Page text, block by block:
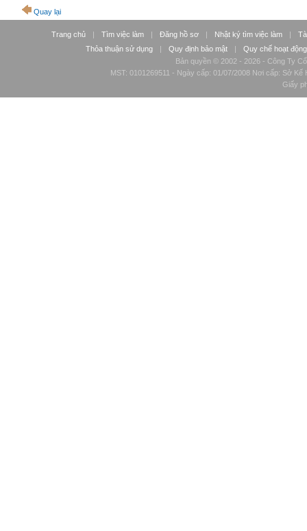
Quay lại
Trang chủ | Tìm việc làm | Đăng hồ sơ | Nhật ký tìm việc làm |
Thỏa thuận sử dụng
| Quy định bảo mật |
Quy chế hoạt động
Bản quyền © 2002 - 2026 - Công Ty
MST: 0101269511 - Ngày cấp: 01/07/2008 Nơi cấp: Sở
Giấy